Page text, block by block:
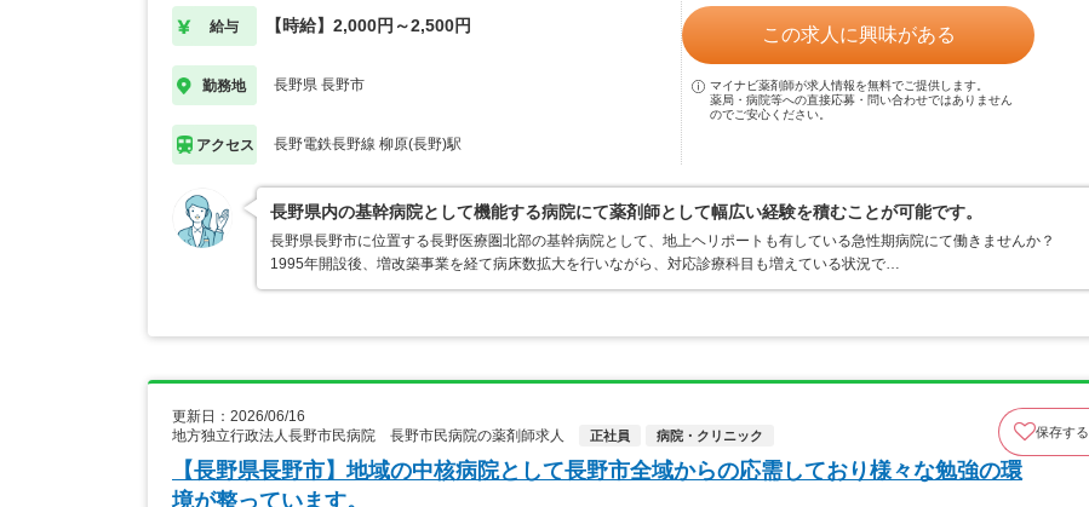
給与 【時給】2,000円～2,500円
勤務地 長野県 長野市
アクセス 長野電鉄長野線 柳原(長野)駅
この求人に興味がある
マイナビ薬剤師が求人情報を無料でご提供します。
薬局・病院等への直接応募・問い合わせではありません
のでご安心ください。
長野県内の基幹病院として機能する病院にて薬剤師として幅広い経験を積むことが可能です。
長野県長野市に位置する長野医療圏北部の基幹病院として、地上ヘリポートも有している急性期病院にて働きませんか？
1995年開設後、増改築事業を経て病床数拡大を行いながら、対応診療科目も増えている状況で…
更新日：2026/06/16
地方独立行政法人長野市民病院 長野市民病院の薬剤師求人
正社員 病院・クリニック 保存する
【長野県長野市】地域の中核病院として長野市全域からの応需しており様々な勉強の環
境が整っています。